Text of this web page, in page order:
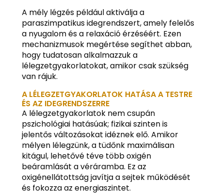
A mély légzés például aktiválja a
paraszimpatikus idegrendszert, amely felelős
a nyugalom és a relaxáció érzéséért. Ezen
mechanizmusok megértése segíthet abban,
hogy tudatosan alkalmazzuk a
lélegzetgyakorlatokat, amikor csak szükség
van rájuk.
A LÉLEGZETGYAKORLATOK HATÁSA A TESTRE
ÉS AZ IDEGRENDSZERRE
A lélegzetgyakorlatok nem csupán
pszichológiai hatásúak; fizikai szinten is
jelentős változásokat idéznek elő. Amikor
mélyen lélegzünk, a tüdőnk maximálisan
kitágul, lehetővé téve több oxigén
beáramlását a véráramba. Ez az
oxigénellátottság javítja a sejtek működését
és fokozza az energiaszintet.